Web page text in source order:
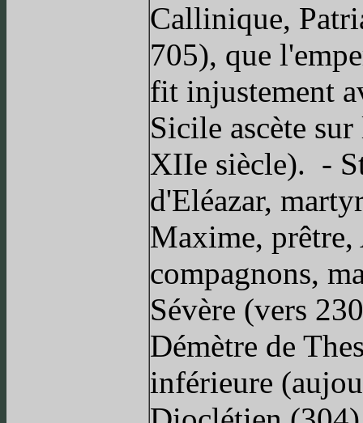
Callinique,
705), que
fit injustement
Sicile ascète
XIIe siècle). -
d'Eléazar,
Maxime,
compagnons,
Sévère (vers
Démètre de
inférieure